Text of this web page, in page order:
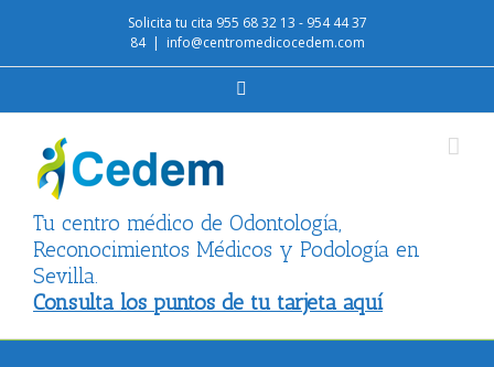
Solicita tu cita 955 68 32 13 - 954 44 37
84 | info@centromedicocedem.com
Tu centro médico de Odontología,
Reconocimientos Médicos y Podología en
Sevilla.
Consulta los puntos de tu tarjeta aquí